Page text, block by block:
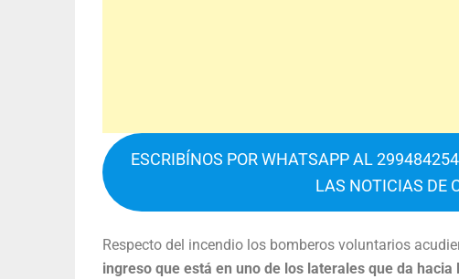
ESCRIBÍNOS POR WHATSAPP AL
LAS NOTICIAS DE
Respecto del incendio los bomberos voluntarios
ingreso que está en uno de los laterales que da hacia